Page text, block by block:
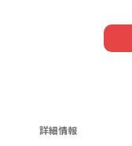
詳細情報